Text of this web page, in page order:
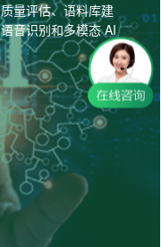
量评估、语料库建
音识别和多模态 AI